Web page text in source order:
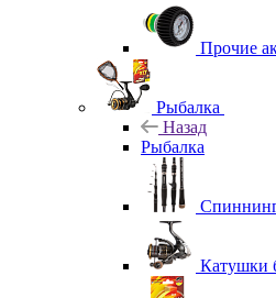
Прочие
Рыбалка
Назад
Рыбалка
Катушки